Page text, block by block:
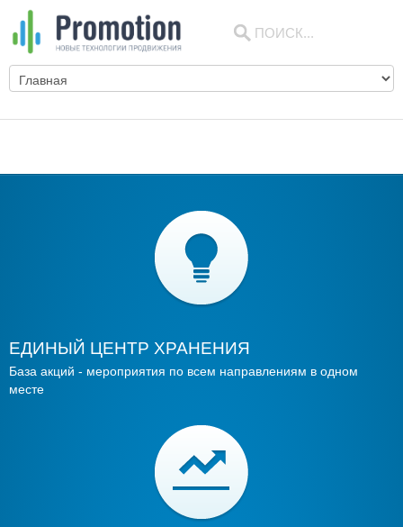
ЕДИНЫЙ ЦЕНТР ХРАНЕНИЯ
База акций - мероприятия по всем направлениям в одном
месте